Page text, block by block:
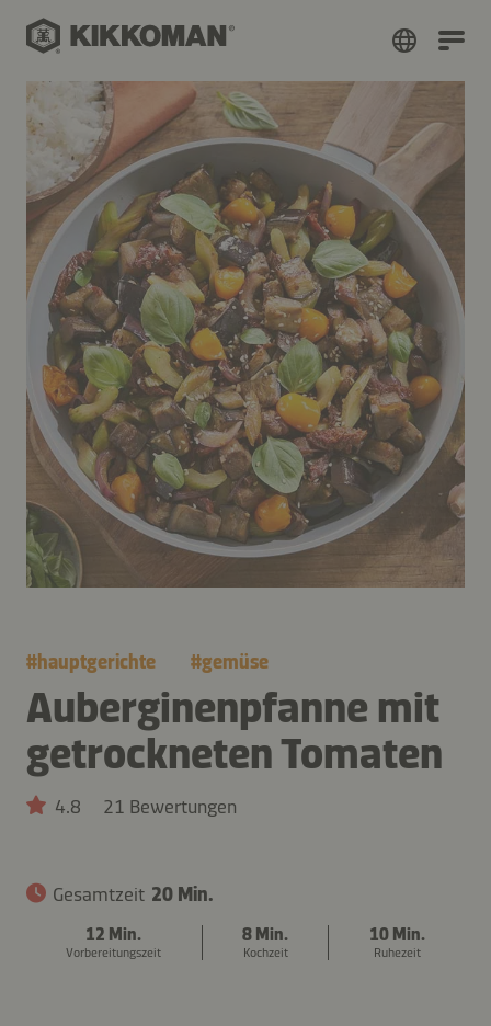
#hauptgerichte #gemüse
Auberginenpfanne mit
getrockneten Tomaten
4.8 21 Bewertungen
Gesamtzeit 20 Min.
12 Min.
Vorbereitungszeit
8 Min.
Kochzeit
10 Min.
Ruhezeit